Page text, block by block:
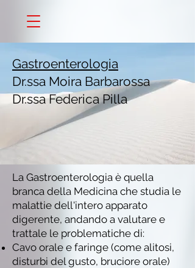
Gastroenterologia
Dr.ssa Moira Barbarossa
Dr.ssa Federica Pilla
La Gastroenterologia è quella
branca della Medicina che studia le
malattie dell'intero apparato
digerente, andando a valutare e
trattale le problematiche di:
Cavo orale e faringe (come alitosi,
disturbi del gusto, bruciore orale)